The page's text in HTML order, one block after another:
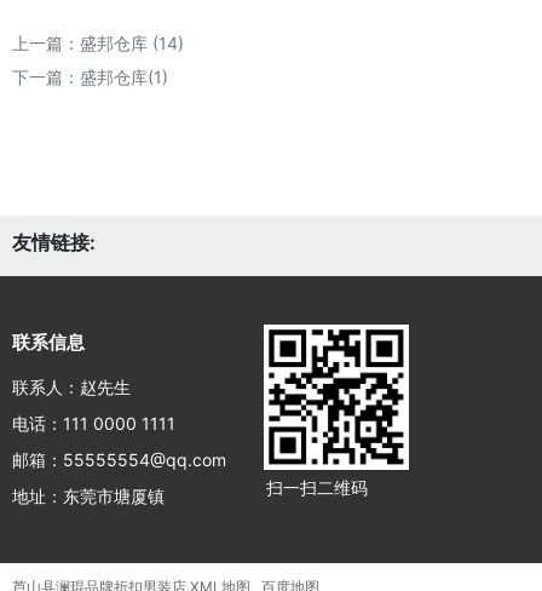
上一篇： 盛邦仓库 (14)
下一篇： 盛邦仓库(1)
友情链接:
联系信息
联系人：赵先生
电话：111 0000 1111
邮箱：55555554@qq.com
地址：东莞市塘厦镇
扫一扫二维码
芦山县澜琨品牌折扣男装店 XML地图 百度地图